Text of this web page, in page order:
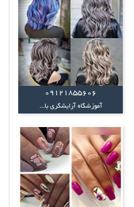
09121855606
آموزشگاه آرایشگری با...